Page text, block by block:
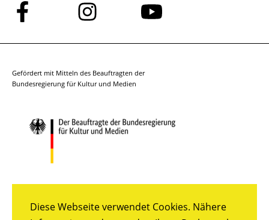
Diese Webseite verwendet Cookies. Nähere
Folge
uns
auf
Folge
uns
auf
Folge
auf
Gefördert mit Mitteln des Beauftragten der
Bundesregierung für Kultur und Medien